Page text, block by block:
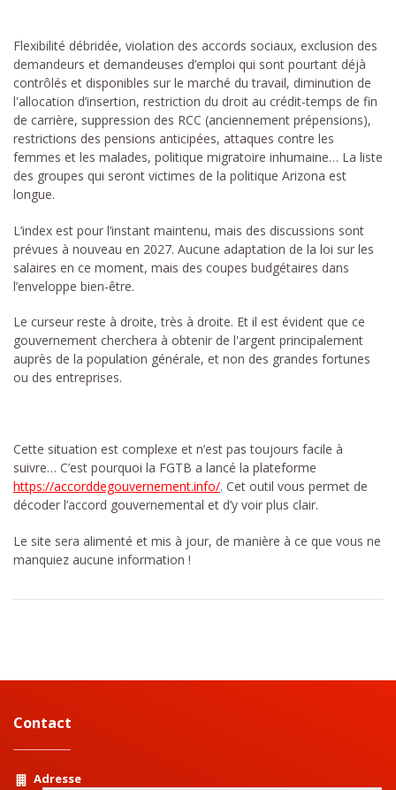
Flexibilité débridée, violation des accords sociaux, exclusion des
demandeurs et demandeuses d’emploi qui sont pourtant déjà
contrôlés et disponibles sur le marché du travail, diminution de
l'allocation d’insertion, restriction du droit au crédit-temps de fin
de carrière, suppression des RCC (anciennement prépensions),
restrictions des pensions anticipées, attaques contre les
femmes et les malades, politique migratoire inhumaine… La liste
des groupes qui seront victimes de la politique Arizona est
longue.
L’index est pour l’instant maintenu, mais des discussions sont
prévues à nouveau en 2027. Aucune adaptation de la loi sur les
salaires en ce moment, mais des coupes budgétaires dans
l’enveloppe bien-être.
Le curseur reste à droite, très à droite. Et il est évident que ce
gouvernement cherchera à obtenir de l'argent principalement
auprès de la population générale, et non des grandes fortunes
ou des entreprises.
Cette situation est complexe et n’est pas toujours facile à
suivre… C’est pourquoi la FGTB a lancé la plateforme
https://accorddegouvernement.info/. Cet outil vous permet de
décoder l’accord gouvernemental et d’y voir plus clair.
Le site sera alimenté et mis à jour, de manière à ce que vous ne
manquiez aucune information !
Contact
Adresse